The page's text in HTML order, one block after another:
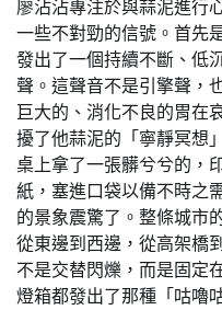
廖沾沾專注於與蒜泥進行
一些不對勁的信號。首先
發出了一個持續不斷、低
聲。這聲音不是引擎聲，
巨大的、消化不良的胃在
擾了他蒜泥的「寧靜冥想
桌上拿了一張髒兮兮的，
紙，塞進口袋以備不時之
的景象震驚了。整條城市
從東邊到西邊，從高架橋
不是交替閃爍，而是固定
燈箱都發出了那種「咕嚕